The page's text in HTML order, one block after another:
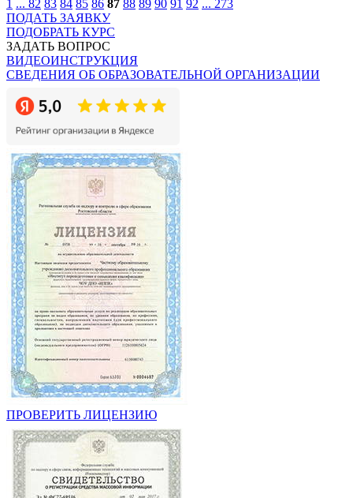
1 ... 82 83 84 85 86 87 88 89 90 91 92 ... 273
ПОДАТЬ ЗАЯВКУ
ПОДОБРАТЬ КУРС
ЗАДАТЬ ВОПРОС
ВИДЕОИНСТРУКЦИЯ
СВЕДЕНИЯ ОБ ОБРАЗОВАТЕЛЬНОЙ ОРГАНИЗАЦИИ
ПРОВЕРИТЬ ЛИЦЕНЗИЮ